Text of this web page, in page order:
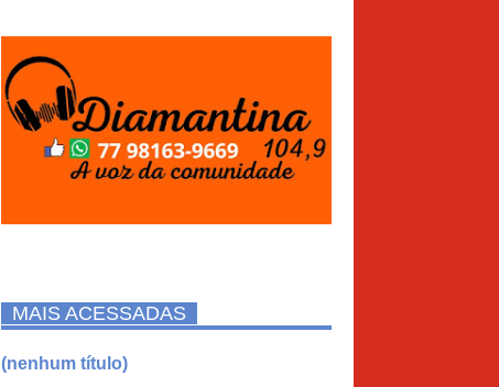
MAIS ACESSADAS
(nenhum título)